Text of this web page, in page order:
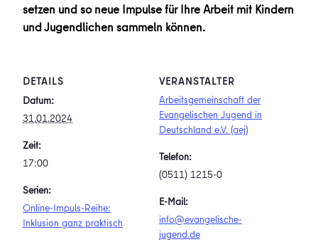
setzen und so neue Impulse für Ihre Arbeit mit Kindern
und Jugendlichen sammeln können.
DETAILS
Datum:
31.01.2024
Zeit:
17:00
Serien:
Online-Impuls-Reihe:
Inklusion ganz praktisch
VERANSTALTER
Arbeitsgemeinschaft der
Evangelischen Jugend in
Deutschland e.V. (aej)
Telefon:
(0511) 1215-0
E-Mail:
info@evangelische-
jugend.de